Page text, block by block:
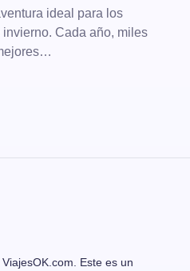
ideal para los
Cada año, miles
ViajesOK.com. Este es un